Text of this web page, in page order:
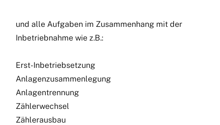
und alle Aufgaben im Zusammenhang mit der
Inbetriebnahme wie z.B.:
Erst-Inbetriebsetzung
Anlagenzusammenlegung
Anlagentrennung
Zählerwechsel
Zählerausbau